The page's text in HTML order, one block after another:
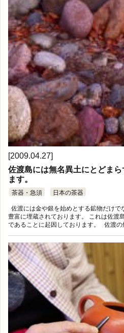
[2009.04.27]
佐渡島には無名異土にとどま
ます。
茶器・急須 日本の茶器
佐渡には金や銀を始めとする鉱物だけ
豊富に埋蔵されております。 これは佐渡
であることに起因しております。 佐渡